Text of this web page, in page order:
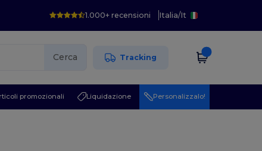
1.000+ recensioni Italia/It
Cerca Tracking
promozionali Liquidazione Personalizzalo!